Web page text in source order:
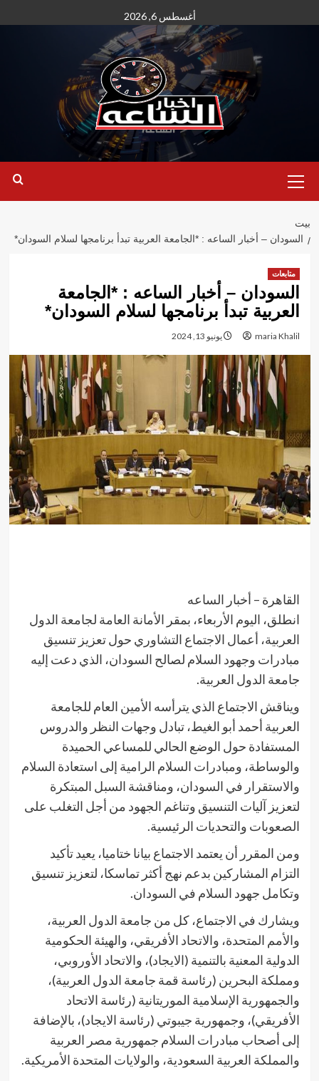
إلى
أغسطس 6, 2026
الأساسية
بيت
السودان – أخبار الساعه : *الجامعة العربية تبدأ برنامجها لسلام السودان*
متابعات
السودان – أخبار الساعه : *الجامعة
العربية تبدأ برنامجها لسلام السودان*
maria Khalil يونيو 13, 2024
القاهرة – أخبار الساعه
انطلق، اليوم الأربعاء، بمقر الأمانة العامة لجامعة الدول
العربية، أعمال الاجتماع التشاوري حول تعزيز تنسيق
مبادرات وجهود السلام لصالح السودان، الذي دعت إليه
جامعة الدول العربية.
ويناقش الاجتماع الذي يترأسه الأمين العام للجامعة
العربية أحمد أبو الغيط، تبادل وجهات النظر والدروس
المستفادة حول الوضع الحالي للمساعي الحميدة
والوساطة، ومبادرات السلام الرامية إلى استعادة السلام
والاستقرار في السودان، ومناقشة السبل المبتكرة
لتعزيز آليات التنسيق وتناغم الجهود من أجل التغلب على
الصعوبات والتحديات الرئيسية.
ومن المقرر أن يعتمد الاجتماع بيانا ختاميا، يعيد تأكيد
التزام المشاركين بدعم نهج أكثر تماسكا، لتعزيز تنسيق
وتكامل جهود السلام في السودان.
ويشارك في الاجتماع، كل من جامعة الدول العربية،
والأمم المتحدة، والاتحاد الأفريقي، والهيئة الحكومية
الدولية المعنية بالتنمية (الايجاد)، والاتحاد الأوروبي،
ومملكة البحرين (رئاسة قمة جامعة الدول العربية)،
والجمهورية الإسلامية الموريتانية (رئاسة الاتحاد
الأفريقي)، وجمهورية جيبوتي (رئاسة الايجاد)، بالإضافة
إلى أصحاب مبادرات السلام جمهورية مصر العربية
والمملكة العربية السعودية، والولايات المتحدة الأمريكية.